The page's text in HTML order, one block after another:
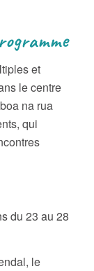
et
le centre
na rua
qui
du 23 au 28
le